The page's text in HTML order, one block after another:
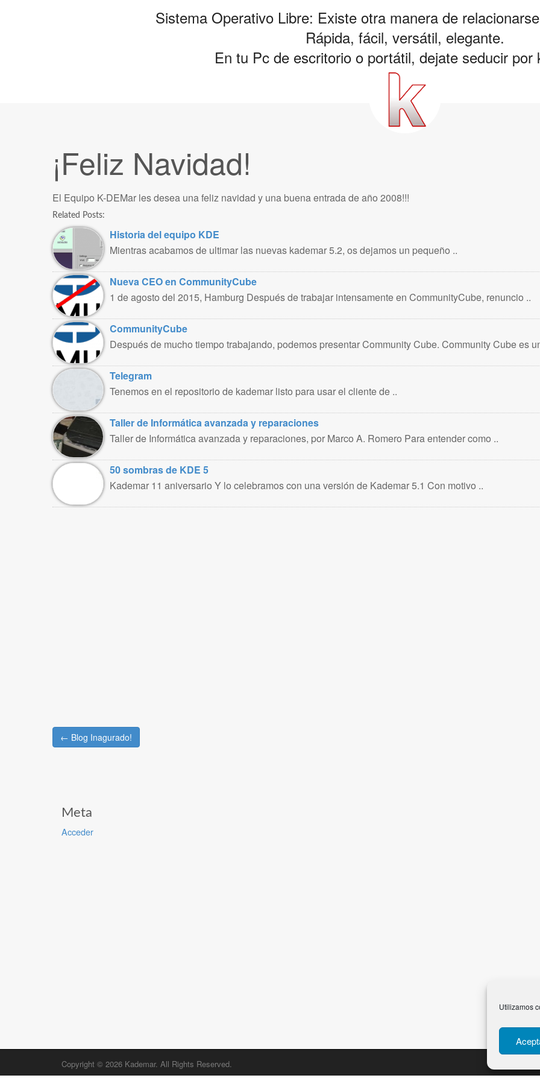
Utilizamos
Sistema Operativo Libre: Existe otra manera de
Rápida, fácil, versátil, elegante.
En tu Pc de escritorio o portátil, dejate seducir por
¡Feliz Navidad!
El Equipo K-DEMar les desea una feliz navidad y una buena entrada de año 2008!!!
Related Posts:
Historia del equipo KDE
Mientras acabamos de ultimar las nuevas kademar 5.2, os dejamos un pequeño ..
Nueva CEO en CommunityCube
1 de agosto del 2015, Hamburg Después de trabajar intensamente en CommunityCube, renuncio ..
CommunityCube
Después de mucho tiempo trabajando, podemos presentar Community Cube. Community Cube es
Telegram
Tenemos en el repositorio de kademar listo para usar el cliente de ..
Taller de Informática avanzada y reparaciones
Taller de Informática avanzada y reparaciones, por Marco A. Romero Para entender como ..
50 sombras de KDE 5
Kademar 11 aniversario Y lo celebramos con una versión de Kademar 5.1 Con motivo ..
Post
navigation
← Blog Inagurado!
Meta
Acceder
Copyright © 2026 Kademar. All Rights Reserved.